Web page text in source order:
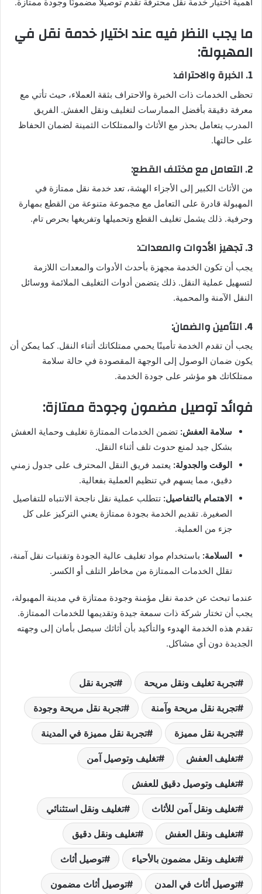
ما يجب النظر فيه عند اختيار خدمة نقل في
المهبولة:
1. الخبرة والاحتراف:
تحظى الخدمات ذات الخبرة والاحتراف بثقة العملاء، حيث تأتي مع
معرفة دقيقة بأفضل الممارسات لتغليف ونقل العفش. الفريق
المدرب يتعامل بحذر مع الأثاث والممتلكات الثمينة لضمان الحفاظ
على حالتها.
2. التعامل مع مختلف القطع:
من الأثاث الكبير إلى الأجزاء الهشة، تعد خدمة نقل ممتازة في
المهبولة قادرة على التعامل مع مجموعة متنوعة من القطع بمهارة
وحرفية. ذلك يشمل تغليف القطع وتحميلها وتفريغها بحرص تام.
3. تجهيز الأدوات والمعدات:
يجب أن تكون الخدمة مجهزة بأحدث الأدوات والمعدات اللازمة
لتسهيل عملية النقل. ذلك يتضمن أدوات التغليف الملائمة ووسائل
النقل الآمنة والمحمية.
4. التأمين والضمان:
يجب أن تقدم الخدمة تأمينًا يحمي ممتلكاتك أثناء النقل. كما يمكن أن
يكون ضمان الوصول إلى الوجهة المقصودة في حالة سلامة
ممتلكاتك هو مؤشر على جودة الخدمة.
فوائد توصيل مضمون وجودة ممتازة:
سلامة العفش: تضمن الخدمات الممتازة تغليف وحماية العفش
بشكل جيد لمنع حدوث تلف أثناء النقل.
الوقت والجدولة: يعتمد فريق النقل المحترف على جدول زمني
دقيق، مما يسهم في تنظيم العملية بفعالية.
الاهتمام بالتفاصيل: تتطلب عملية نقل ناجحة الانتباه للتفاصيل
الصغيرة. تقديم الخدمة بجودة ممتازة يعني التركيز على كل
جزء من العملية.
السلامة: باستخدام مواد تغليف عالية الجودة وتقنيات نقل آمنة،
تقلل الخدمات الممتازة من مخاطر التلف أو الكسر.
عندما تبحث عن خدمة نقل مؤمنة وجودة ممتازة في مدينة المهبولة،
يجب أن تختار شركة ذات سمعة جيدة وتقديمها للخدمات الممتازة.
تقدم هذه الخدمة الهدوء والتأكيد بأن أثاثك سيصل بأمان إلى وجهته
الجديدة دون أي مشاكل.
تجربة تغليف ونقل مريحة تجربة نقل
تجربة نقل مريحة وآمنة تجربة نقل مريحة وجودة
تجربة نقل مميزة تجربة نقل مميزة في المدينة
تغليف العفش تغليف وتوصيل آمن
تغليف وتوصيل دقيق للعفش
تغليف ونقل آمن للأثاث تغليف ونقل استثنائي
تغليف ونقل العفش تغليف ونقل دقيق
تغليف ونقل مضمون بالأحياء توصيل أثاث
توصيل أثاث في المدن توصيل أثاث مضمون